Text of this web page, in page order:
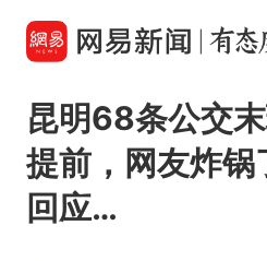
昆明68条公交
提前，网友炸锅
回应…